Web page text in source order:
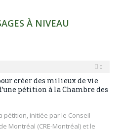
À NIVEAU
0
créer des milieux de vie
pétition à la Chambre des
pétition, initiée par le Conseil
Montréal (CRE-Montréal) et le